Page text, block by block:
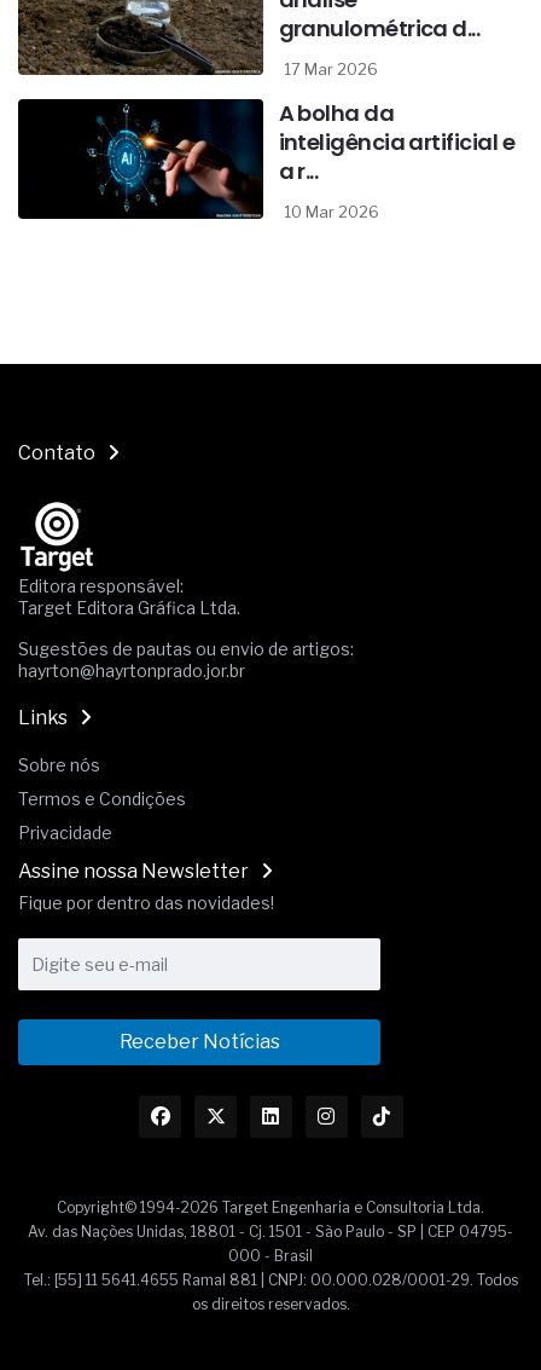
granulométrica d...
17 Mar 2026
A bolha da
inteligência artificial e
a r...
10 Mar 2026
Contato
Editora responsável:
Target Editora Gráfica Ltda.
Sugestões de pautas ou envio de artigos:
hayrton@hayrtonprado.jor.br
Links
Sobre nós
Termos e Condições
Privacidade
Assine nossa Newsletter
Fique por dentro das novidades!
Receber Notícias
Copyright© 1994-2026 Target Engenharia e Consultoria Ltda.
Av. das Nações Unidas, 18801 - Cj. 1501 - São Paulo - SP | CEP 04795-
000 - Brasil
Tel.: [55] 11 5641.4655 Ramal 881 | CNPJ: 00.000.028/0001-29. Todos
os direitos reservados.